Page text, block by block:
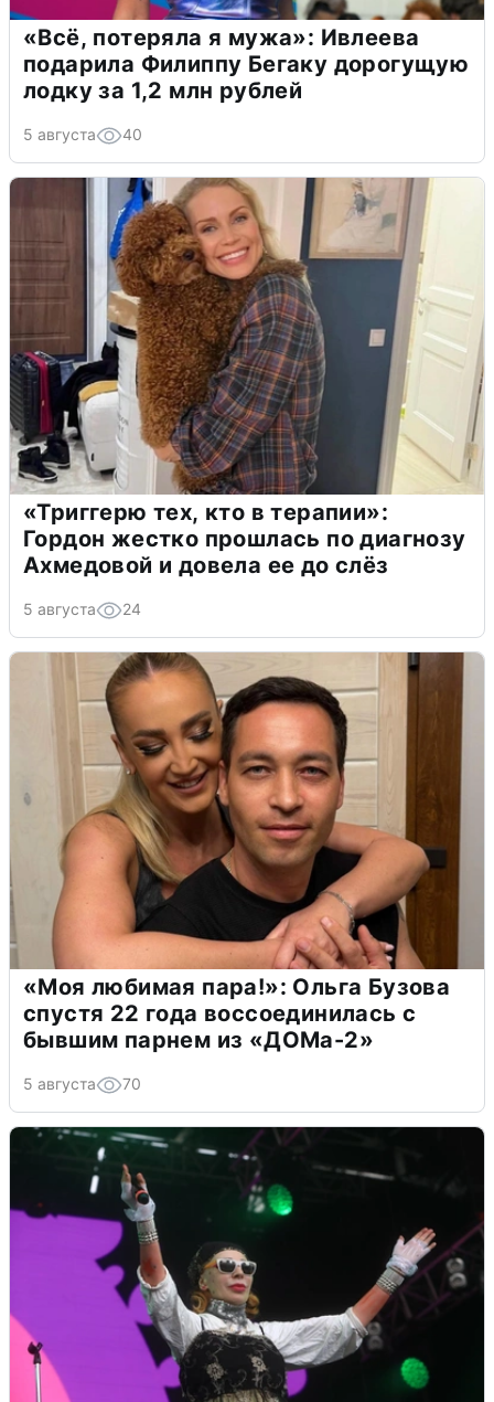
«Всё, потеряла я мужа»: Ивлеева
подарила Филиппу Бегаку дорогущую
лодку за 1,2 млн рублей
5 августа 40
«Триггерю тех, кто в терапии»:
Гордон жестко прошлась по диагнозу
Ахмедовой и довела ее до слёз
5 августа 24
«Моя любимая пара!»: Ольга Бузова
спустя 22 года воссоединилась с
бывшим парнем из «ДОМа-2»
5 августа 70